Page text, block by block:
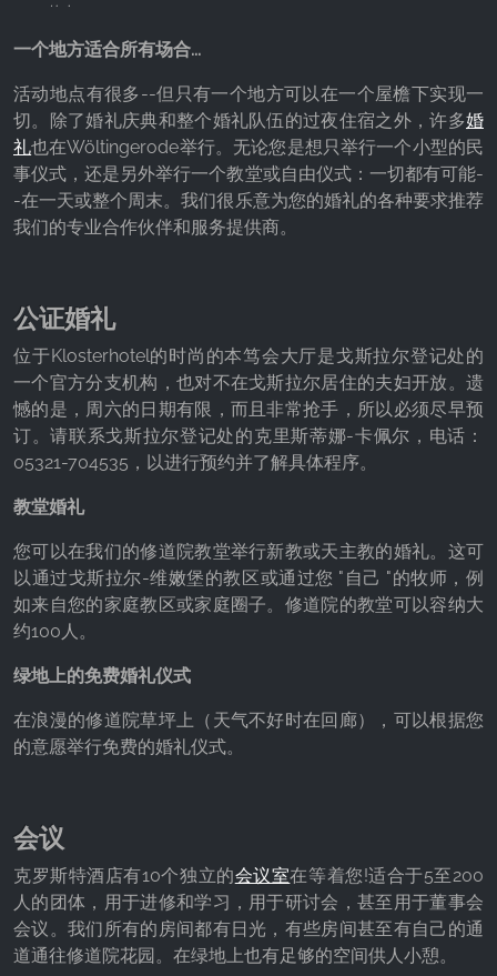
的人
一个地方适合所有场合...
活动地点有很多--但只有一个地方可以在一个屋檐下实现一
切。除了婚礼庆典和整个婚礼队伍的过夜住宿之外，许多婚
礼也在Wöltingerode举行。无论您是想只举行一个小型的民
事仪式，还是另外举行一个教堂或自由仪式：一切都有可能-
-在一天或整个周末。我们很乐意为您的婚礼的各种要求推荐
我们的专业合作伙伴和服务提供商。
公证婚礼
位于Klosterhotel的时尚的本笃会大厅是戈斯拉尔登记处的
一个官方分支机构，也对不在戈斯拉尔居住的夫妇开放。遗
憾的是，周六的日期有限，而且非常抢手，所以必须尽早预
订。请联系戈斯拉尔登记处的克里斯蒂娜-卡佩尔，电话：
05321-704535，以进行预约并了解具体程序。
教堂婚礼
您可以在我们的修道院教堂举行新教或天主教的婚礼。这可
以通过戈斯拉尔-维嫩堡的教区或通过您 "自己 "的牧师，例
如来自您的家庭教区或家庭圈子。修道院的教堂可以容纳大
约100人。
绿地上的免费婚礼仪式
在浪漫的修道院草坪上（天气不好时在回廊），可以根据您
的意愿举行免费的婚礼仪式。
会议
克罗斯特酒店有10个独立的会议室在等着您!适合于5至200
人的团体，用于进修和学习，用于研讨会，甚至用于董事会
会议。我们所有的房间都有日光，有些房间甚至有自己的通
道通往修道院花园。在绿地上也有足够的空间供人小憩。